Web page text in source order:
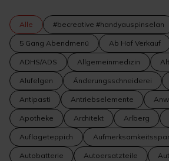
Alle #becreative #handyauspinselan
5 Gang Abendmenü Ab Hof Verkauf
ADHS/ADS Allgemeinmedizin
Alufelgen Änderungsschneiderei
Antipasti Antriebselemente
Apotheke Architekt Arlberg
Auflageteppich
Autobatterie Autoersatzteile